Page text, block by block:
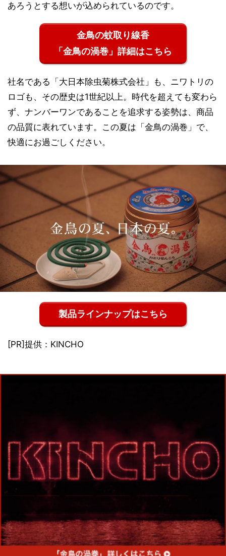
あろうとする想いが込められているのです。
金鳥の蚊取り線香
「金鳥の渦巻」詳細はこちら
社名である「大日本除虫菊株式会社」も、ニワトリの
ロゴも、その歴史は1世紀以上。時代を超えても変わら
ず、ナンバーワンであることを追求する姿勢は、商品
の品質に表れています。この夏は「金鳥の渦巻」で、
快適にお過ごしください。
製品ラインナップはこちら
[PR]提供：KINCHO